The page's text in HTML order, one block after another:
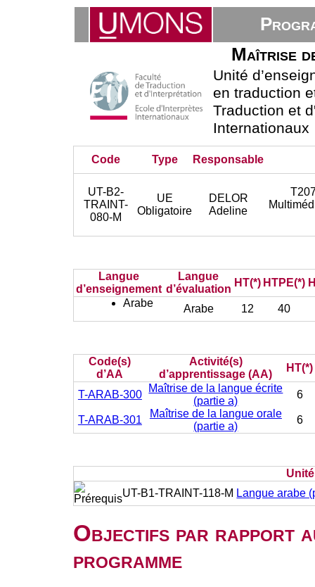
Maîtrise
Unité
en traduction
Traduction et
Internationaux
Code Type Responsable
UT-B2-
TRAINT-
080-M
UE
Obligatoire
DELOR
Adeline
Langue
d’enseignement
Langue
d’évaluation
HT(*) HTPE(*)
Arabe
Arabe 12 40
Code(s)
d’AA
Activité(s)
d’apprentissage (AA)
HT(*)
T-ARAB-300
Maîtrise de la langue écrite
(partie a)
6
T-ARAB-301
Maîtrise de la langue orale
(partie a)
6
UT-B1-TRAINT-118-M Langue arabe
Objectifs par rapport
programme